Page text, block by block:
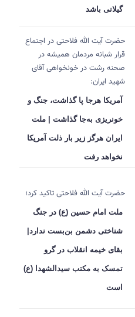
گیلانی باشد
حضرت آیت الله فلاحتی در اجتماع
قرار شبانه مردمان همیشه در
صحنه رشت در خونخواهی آقای
شهید ایران:
آمریکا هرجا پا گذاشت، جنگ و
خونریزی به‌جا گذاشت | ملت
ایران هرگز زیر بار ذلت آمریکا
نخواهد رفت
حضرت آیت الله فلاحتی تاکید کرد؛
ملت امام حسین (ع) در جنگ
شناختی دشمن بن‌بست ندارد|
بقای خیمه انقلاب در گرو
تمسک به مکتب سیدالشهدا (ع)
است